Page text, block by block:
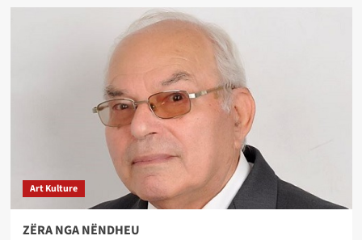
Art Kulture
ZËRA NGA NËNDHEU